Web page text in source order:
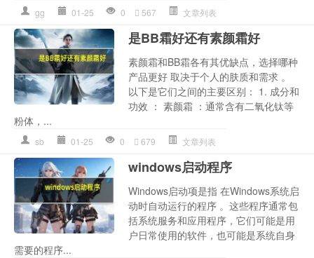
gg 01-25 0 567 文章列表
是BB霜好还有素颜霜好
素颜霜和BB霜各有其优缺点，选择哪种
产品更好 取决于个人的肤质和需求 。
以下是它们之间的主要区别： 1. 成分和
功效 ： 素颜霜 ：通常含有二氧化钛等
粉体，...
sb 01-25 0 679 文章列表
windows启动程序
Windows启动项是指 在Windows系统启
动时自动运行的程序 。这些程序通常包
括系统服务和应用程序，它们可能是用
户日常使用的软件，也可能是系统自身
需要的程序...